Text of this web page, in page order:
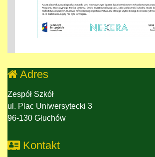
Adres
Zespół Szkół
ul. Plac Uniwersytecki 3
96-130 Głuchów
Kontakt